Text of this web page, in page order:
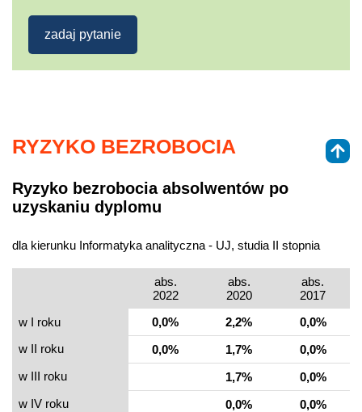
zadaj pytanie
RYZYKO BEZROBOCIA
Ryzyko bezrobocia absolwentów po
uzyskaniu dyplomu
dla kierunku Informatyka analityczna - UJ, studia II stopnia
abs.
2022
abs.
2020
abs.
2017
w I roku
0,0% 2,2%
0,0%
w II roku
0,0% 1,7%
0,0%
w III roku
1,7%
0,0%
w IV roku
0,0%
0,0%